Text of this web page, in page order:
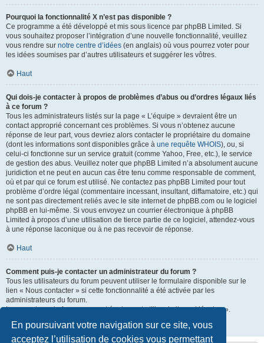
En poursuivant votre navigation sur ce site, vous
acceptez l’utilisation de cookies vous permettant
Pourquoi la fonctionnalité X n’est pas disponible ?
Ce programme a été développé et mis sous licence par phpBB Limited. Si
vous souhaitez proposer l’intégration d’une nouvelle fonctionnalité, veuillez
vous rendre sur notre centre d’idées (en anglais) où vous pourrez voter pour
les idées soumises par d’autres utilisateurs et suggérer les vôtres.
Haut
Qui dois-je contacter à propos de problèmes d’abus ou d’ordres légaux liés
à ce forum ?
Tous les administrateurs listés sur la page « L’équipe » devraient être un
contact approprié concernant ces problèmes. Si vous n’obtenez aucune
réponse de leur part, vous devriez alors contacter le propriétaire du domaine
(dont les informations sont disponibles grâce à une requête WHOIS), ou, si
celui-ci fonctionne sur un service gratuit (comme Yahoo, Free, etc.), le service
de gestion des abus. Veuillez noter que phpBB Limited n’a absolument aucune
juridiction et ne peut en aucun cas être tenu comme responsable de comment,
où et par qui ce forum est utilisé. Ne contactez pas phpBB Limited pour tout
problème d’ordre légal (commentaire incessant, insultant, diffamatoire, etc.) qui
ne sont pas directement reliés avec le site internet de phpBB.com ou le logiciel
phpBB en lui-même. Si vous envoyez un courrier électronique à phpBB
Limited à propos d’une utilisation de tierce partie de ce logiciel, attendez-vous
à une réponse laconique ou à ne pas recevoir de réponse.
Haut
Comment puis-je contacter un administrateur du forum ?
Tous les utilisateurs du forum peuvent utiliser le formulaire disponible sur le
lien « Nous contacter » si cette fonctionnalité a été activée par les
administrateurs du forum.
Les membres du forum peuvent également utiliser le lien « L’équipe ».
Haut